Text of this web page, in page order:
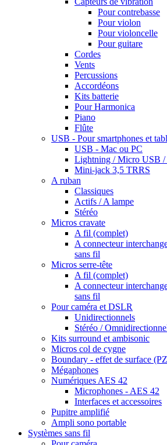
Pour contrebasse
Pour violon
Pour violoncelle
Pour guitare
Cordes
Vents
Percussions
Accordéons
Kits batterie
Pour Harmonica
Piano
Flûte
USB - Pour smartphones et
USB - Mac ou PC
Lightning / Micro USB
Mini-jack 3,5 TRRS
A ruban
Classiques
Actifs / A lampe
Stéréo
Micros cravate
A fil (complet)
A connecteur
sans fil
Micros serre-tête
A fil (complet)
A connecteur
sans fil
Pour caméra et DSLR
Unidirectionnels
Stéréo /
Kits surround et ambisonic
Micros col de cygne
Boundary - effet de surface
Mégaphones
Numériques AES 42
Microphones - AES 42
Interfaces et accessoires
Pupitre amplifié
Ampli sono portable
Systèmes sans fil